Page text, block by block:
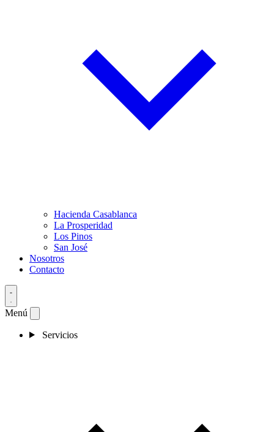
Hacienda Casablanca
La Prosperidad
Los Pinos
San José
Nosotros
Contacto
Menú
Servicios